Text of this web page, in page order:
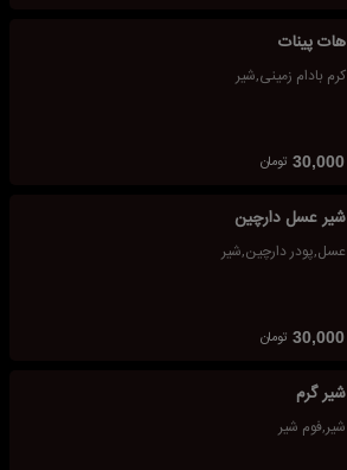
هات پینات
کرم بادام زمینی,شیر
30,000 تومان
شیر عسل دارچین
عسل,پودر دارچین,شیر
30,000 تومان
شیر گرم
شیر,فوم شیر